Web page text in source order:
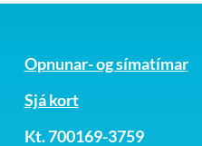
Opnunar- og símatímar
Sjá kort
Kt. 700169-3759